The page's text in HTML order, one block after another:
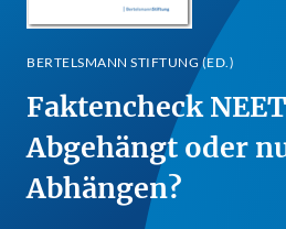
BERTELSMANN STIFTUNG (ED.)
Faktencheck
Abgehängt oder
Abhängen?